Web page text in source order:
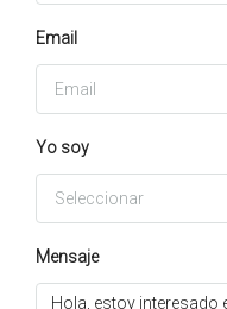
Email
Yo soy
Seleccionar
Mensaje